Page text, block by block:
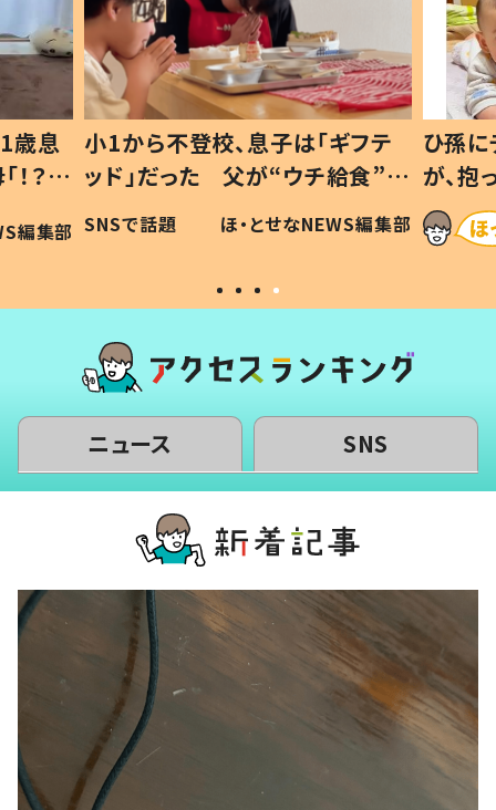
歳息
？」
編集部
小1から不登校、息子は「ギフテ
ッド」だった 父が“ウチ給食”を
作り続ける理由とは #令和の親
#令和の子
SNSで話題 ほ・とせなNEWS編集部
ひ孫
が、
「涙が
い」
ニュース SNS